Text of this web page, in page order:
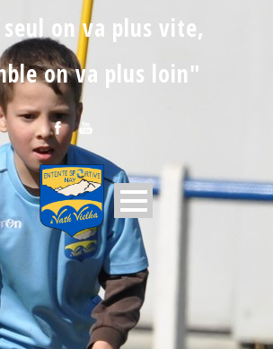
on va plus vite,
on va plus loin"